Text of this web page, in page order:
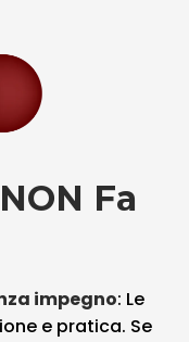
Fa
impegno: Le
e pratica. Se